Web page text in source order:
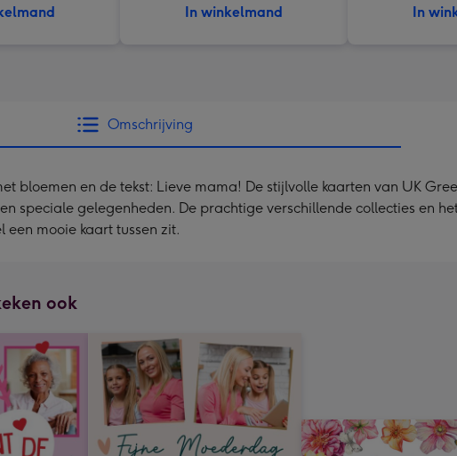
In winkelmand In
Omschrijving
bloemen en de tekst: Lieve mama! De stijlvolle kaarten van UK
speciale gelegenheden. De prachtige verschillende collecties en
een mooie kaart tussen zit.
ook